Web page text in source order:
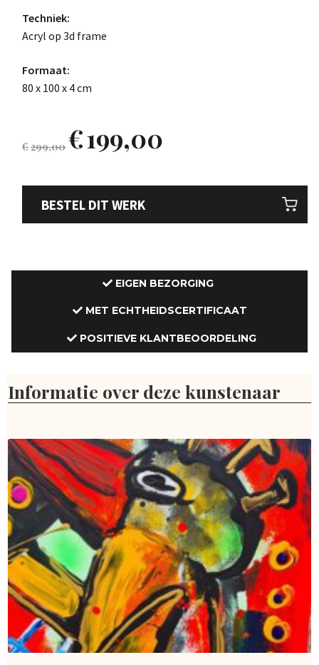
Techniek:
Acryl op 3d frame
Formaat:
80 x 100 x 4 cm
€299,00€199,00
BESTEL DIT WERK
EIGEN BEZORGING
MET ECHTHEIDSCERTIFICAAT
POSITIEVE KLANTBEOORDELING
Informatie over deze kunstenaar